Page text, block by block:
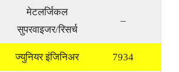
मेटलर्जिकल
सुपरवाइजर/रिसर्च
–
ज्युनियर इंजिनिअर 7934